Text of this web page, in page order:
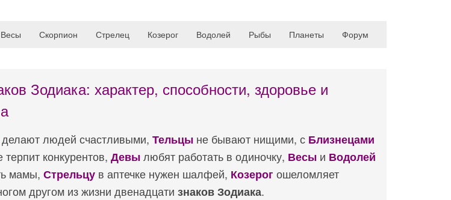
Весы Скорпион Стрелец Козерог Водолей Рыбы Планеты Форум
Зодиака: характер, способности, здоровье и
делают людей счастливыми, Тельцы не бывают нищими, с Близнецами
терпит конкурентов, Девылюбят работать в одиночку, Весы и Водолей
мамы, Стрельцу в аптечке нужен шалфей, Козерог ошеломляет
другом из жизни двенадцати знаков Зодиака.